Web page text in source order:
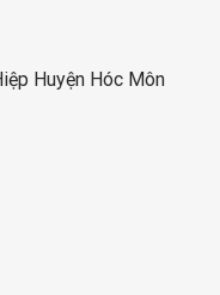
Huyện Hóc Môn